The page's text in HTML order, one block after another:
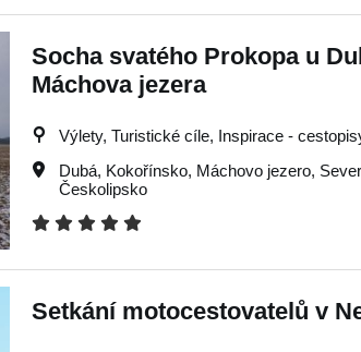
Socha svatého Prokopa u
Máchova jezera
Výlety, Turistické cíle, Inspirace -
Dubá, Kokořínsko, Máchovo jezero,
Českolipsko
Setkání motocestovatelů v